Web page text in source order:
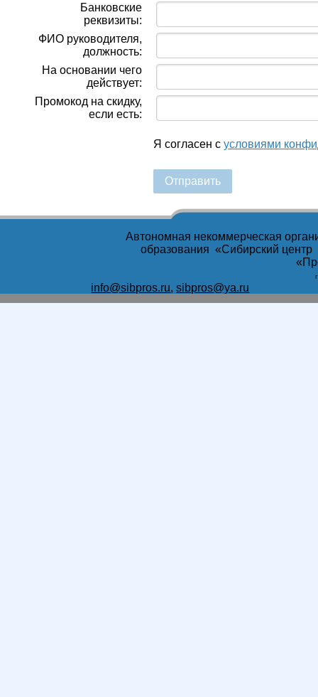
Банковские
реквизиты:
ФИО руководителя,
должность:
На основании чего
действует:
Промокод на скидку,
если есть:
Я согласен с условиями
Отправить
Автономная некоммерческая
образования «Сибирский
info@sibpros.ru,sibpros@ya.ru